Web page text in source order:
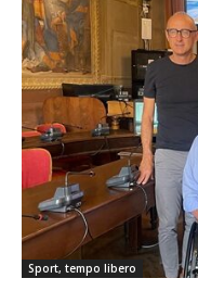
Sport, tempo libero